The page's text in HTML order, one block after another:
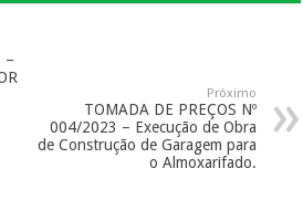
–
Próximo
TOMADA DE PREÇOS Nº
004/2023 – Execução de Obra
de Construção de Garagem para
o Almoxarifado.